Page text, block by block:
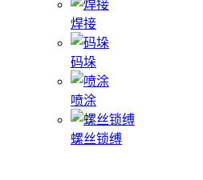
焊接
码垛
喷涂
螺丝锁缚